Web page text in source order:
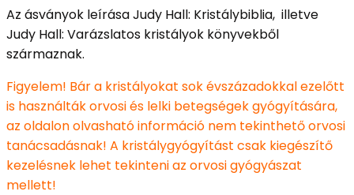
Az ásványok leírása Judy Hall: Kristálybiblia, illetve
Judy Hall: Varázslatos kristályok könyvekből
származnak.
Figyelem! Bár a kristályokat sok évszázadokkal ezelőtt
is használták orvosi és lelki betegségek gyógyítására,
az oldalon olvasható információ nem tekinthető orvosi
tanácsadásnak! A kristálygyógyítást csak kiegészítő
kezelésnek lehet tekinteni az orvosi gyógyászat
mellett!